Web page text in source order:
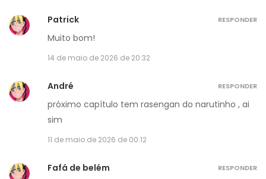
Patrick
Muito bom!
14 de maio de 2026 de 20:32
RESPONDER
André
próximo capítulo tem rasengan do narutinho , ai
sim
11 de maio de 2026 de 00:12
RESPONDER
Fafá de belém
RESPONDER